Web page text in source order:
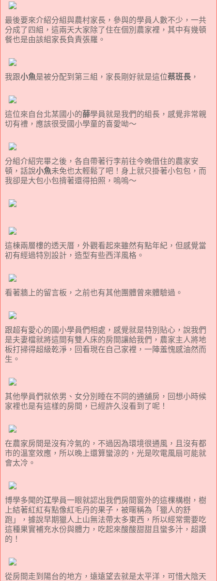
最後要來介紹分組與農村家長，參與的學員人數不少，一共
分成了四組，這兩天大家除了住在個別農家裡，其中有幾頓
餐也是由該組家長負責張羅。
我跟小魚是被分配到第三組，家長剛好就是這位蔡班長 ，
這位來自台北某國小的薛學員就是我們的組長，感覺非常親
切有禮，應該很受國小學童的喜愛呦～
分組介紹完畢之後，各自帶著行李前往今晚借住的農家安
頓，話說小魚未免也太輕鬆了吧！身上就只掛著小包包，而
我卻是大包小包揹著還得拍照，嗚嗚～
這棟兩層樓的透天厝，外觀看起來雖然有點年紀，但感覺當
初有經過特別設計，造型有些西洋風格。
看著牆上的留言板，之前也有其他團體曾來體驗過。
跟超有愛心的國小學員們相處，感覺就是特別貼心，說我們
是夫妻檔就將這間有雙人床的房間讓給我們，農家主人將地
板打掃得超級乾淨，回看現在自己家裡，一陣羞愧感油然而
生。
其他學員們就依男、女分別睡在不同的通舖房，回想小時候
家裡也是有這樣的房間，已經許久沒看到了呢！
在農家房間是沒有冷氣的，不過因為環境很通風，且沒有都
市的溫室效應，所以晚上還算蠻涼的，光是吹電風扇可能就
會太冷。
博學多聞的江學員一眼就認出我們房間窗外的這棵構樹，樹
上結著紅紅有點像紅毛丹的果子，被暱稱為「獵人的舒
跑」，據說早期獵人上山無法帶太多東西，所以經常需要吃
這種果實補充水份與體力，吃起來酸酸甜甜且蠻多汁，超讚
的！
從房間走到陽台的地方，遠遠望去就是太平洋，可惜大陰天